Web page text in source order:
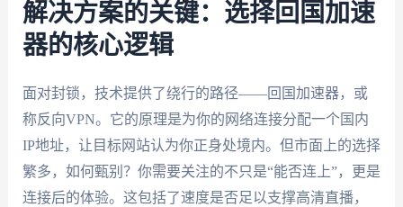
解决方案的关键：选择回国加速
器的核心逻辑
面对封锁，技术提供了绕行的路径——回国加速器，或
称反向VPN。它的原理是为你的网络连接分配一个国内
IP地址，让目标网站认为你正身处境内。但市面上的选择
繁多，如何甄别？你需要关注的不只是“能否连上”，更是
连接后的体验。这包括了速度是否足以支撑高清直播，